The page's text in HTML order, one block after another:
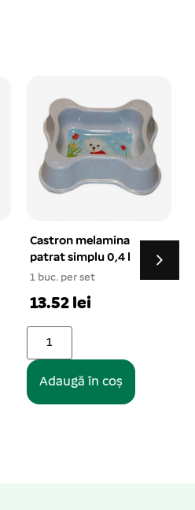
Herba-Top Entero
Suspensie pt caini 150
ml
24.57 lei
Adaugă în coș